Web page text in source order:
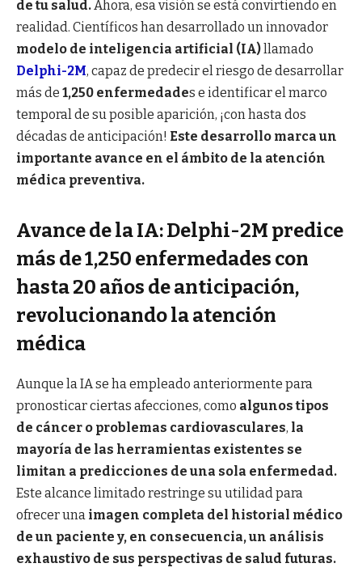
de tu salud. Ahora, esa visión se está convirtiendo en
realidad. Científicos han desarrollado un innovador
modelo de inteligencia artificial (IA)llamado
Delphi-2M, capaz de predecir el riesgo de desarrollar
más de 1,250 enfermedades e identificar el marco
temporal de su posible aparición, ¡con hasta dos
décadas de anticipación! Este desarrollo marca un
importante avance en el ámbito de la atención
médica preventiva.
Avance de la IA: Delphi-2M predice
más de 1,250 enfermedades con
hasta 20 años de anticipación,
revolucionando la atención
médica
Aunque la IA se ha empleado anteriormente para
pronosticar ciertas afecciones, como algunos tipos
de cáncer o problemas cardiovasculares, la
mayoría de las herramientas existentes se
limitan a predicciones de una sola enfermedad.
Este alcance limitado restringe su utilidad para
ofrecer una imagen completa del historial médico
de un paciente y, en consecuencia, un análisis
exhaustivo de sus perspectivas de salud futuras.